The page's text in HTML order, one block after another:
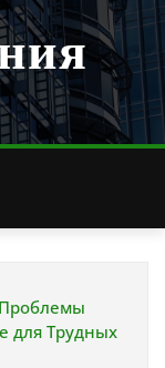
для Трудных